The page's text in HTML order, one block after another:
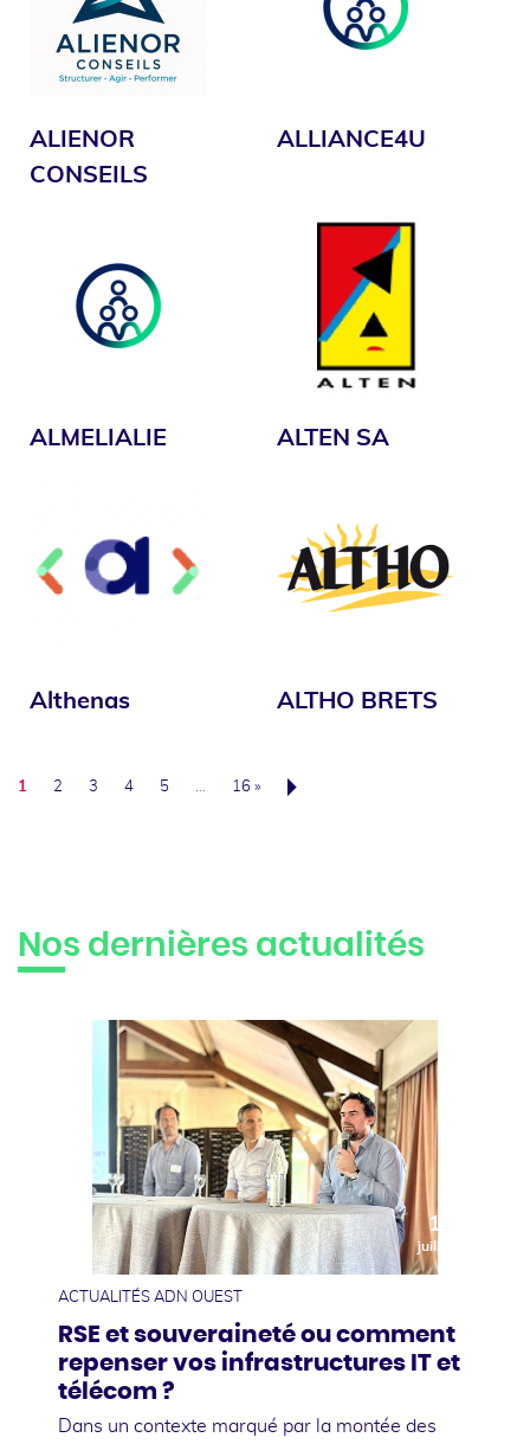
ALIENOR
CONSEILS
ALLIANCE4U
ALMELIALIE ALTEN SA
Althenas ALTHO BRETS
1 2 3 4 5 … 16 »
Nos dernières actualités
10
juillet
ACTUALITÉS ADN OUEST
RSE et souveraineté ou comment
repenser vos infrastructures IT et
télécom ?
Dans un contexte marqué par la montée des